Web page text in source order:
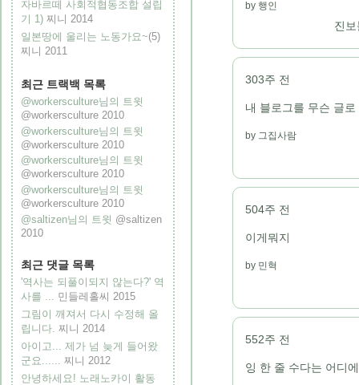
자바르떼 사회적협동조합 설립
기 1) 찌니 2014
일본땅에 울리는 노동가요~(5)
찌니 2011
최근 트랙백 목록
@workersculture님의 트윗
@workersculture 2010
@workersculture님의 트윗
@workersculture 2010
@workersculture님의 트윗
@workersculture 2010
@workersculture님의 트윗
@workersculture 2010
@saltizen님의 트윗 @saltizen
2010
최근 댓글 목록
'역사는 되풀이되지 않는다?' 역
사를 ... 민들레홀씨 2015
그림이 깨져서 다시 수정해 올
립니다. 찌니 2014
아이고... 제가 넘 늦게 들어왔
군요......
찌니 2012
안녕하세요! 노래노카이 활동
행인
진
303주 전
내 블로그를 무슨 글
그집사람
504주 전
이게뭐지
민혁
552주 전
잉 한 줄 수다는 어디